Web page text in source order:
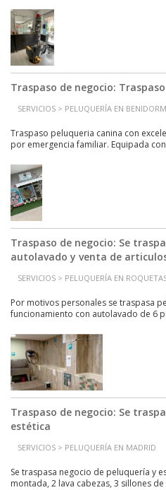
Traspaso de negocio:
SERVICIOS > PELUQUERÍA EN
Traspaso peluqueria canina con
por emergencia familiar. Equipada
Traspaso de negocio: Se
autolavado y venta de
SERVICIOS > PELUQUERÍA EN
Por motivos personales se traspasa
funcionamiento con autolavado de 6
Traspaso de negocio: Se
estética
SERVICIOS > PELUQUERÍA EN MADRID
Se traspasa negocio de peluquería y
montada, 2 lava cabezas, 3 sillones